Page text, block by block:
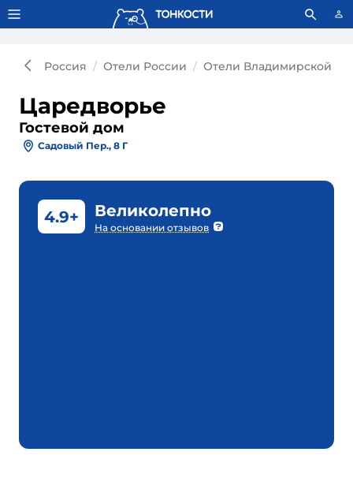
Тонкости используют сookie-файлы. Что это значит?
Россия Отели России Отели Владимирской
Царедворье
Гостевой дом
Садовый Пер., 8 Г
4.9+ Великолепно
На основании отзывов